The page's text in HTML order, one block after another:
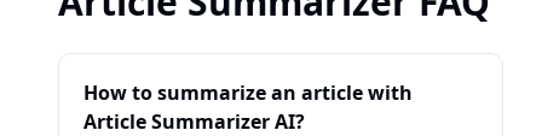
How to summarize an article with
Article Summarizer AI?